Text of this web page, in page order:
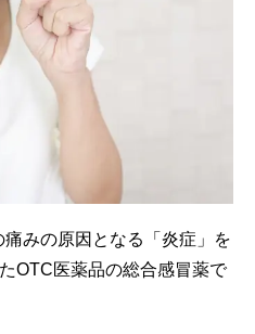
みの原因となる「炎症」を
OTC医薬品の総合感冒薬で